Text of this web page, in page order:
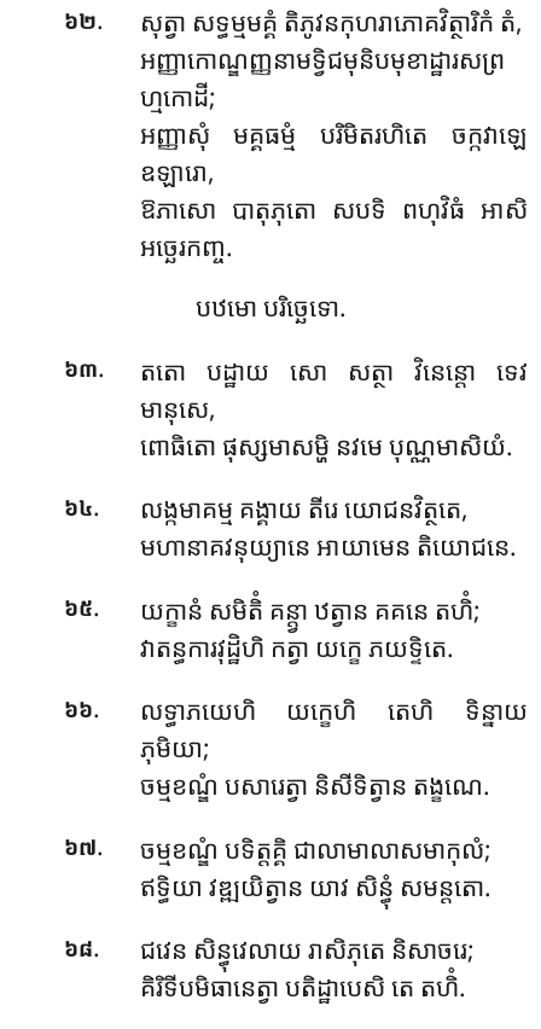
៦២.
សុត្វា សទ្ធម្មមគ្គំ តិភូវនកុហរាភោគវិត្ថារិកំ តំ,
អញ្ញាកោណ្ឌញ្ញនាមទ្វិជមុនិបមុខាដ្ឋារសព្រ
ហ្មកោដី;
អញ្ញាសុំ មគ្គធម្មំ បរិមិតរហិតេ ចក្កវាឡេ
ឧឡារោ,
ឱភាសោ បាតុភុតោ សបទិ ពហុវិធំ អាសិ
អច្ឆេរកញ្ច.
បឋមោ បរិច្ឆេទោ.
៦៣.
តតោ បដ្ឋាយ សោ សត្ថា វិនេន្តោ ទេវ
មានុសេ,
ពោធិតោ ផុស្សមាសម្ហិ នវមេ បុណ្ណមាសិយំ.
៦៤.
លង្កមាគម្ម គង្គាយ តីរេ យោជនវិត្ថតេ,
មហានាគវនុយ្យានេ អាយាមេន តិយោជនេ.
៦៥.
យក្ខានំ សមិតិំ គន្ត្វា ឋត្វាន គគនេ តហិំ;
វាតន្ធការវុដ្ឋិហិ កត្វា យក្ខេ ភយទ្ទិតេ.
៦៦.
លទ្ធាភយេហិ យក្ខេហិ តេហិ ទិន្នាយ
ភុមិយា;
ចម្មខណ្ឌំ បសារេត្វា និសីទិត្វាន តង្ខណេ.
៦៧.
ចម្មខណ្ឌំ បទិត្តគ្គិ ជាលាមាលាសមាកុលំ;
ឥទ្ធិយា វឌ្ឍយិត្វាន យាវ សិន្ធុំ សមន្តតោ.
៦៨.
ជវេន សិន្ធុវេលាយ រាសិភុតេ និសាចរេ;
គិរិទីបមិធានេត្វា បតិដ្ឋាបេសិ តេ តហិំ.